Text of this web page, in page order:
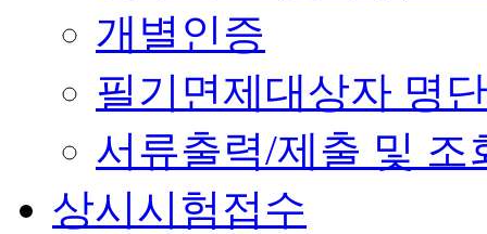
개별인증
필기면제대상자 명
서류출력/제출 및 조
상시시험접수